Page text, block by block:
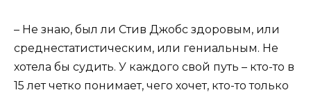
– Не знаю, был ли Стив Джобс здоровым, или
среднестатистическим, или гениальным. Не
хотела бы судить. У каждого свой путь – кто-то в
15 лет четко понимает, чего хочет, кто-то только